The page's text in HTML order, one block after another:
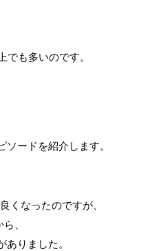
も多いのです。
ードを紹介します。
くなったのですが、
、
りました。